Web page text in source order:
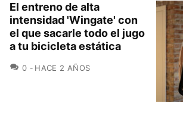
El entreno de alta
intensidad 'Wingate' con
el que sacarle todo el jugo
a tu bicicleta estática
0 COMENTARIOS
HACE 2 AÑOS